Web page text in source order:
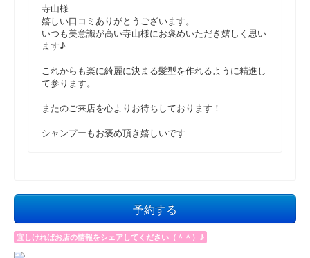
寺山様
嬉しい口コミありがとうございます。
いつも美意識が高い寺山様にお褒めいただき嬉しく思い
ます♪
これからも楽に綺麗に決まる髪型を作れるように精進し
て参ります。
またのご来店を心よりお待ちしております！
シャンプーもお褒め頂き嬉しいです
予約する
宜しければお店の情報をシェアしてください（＾＾）♪